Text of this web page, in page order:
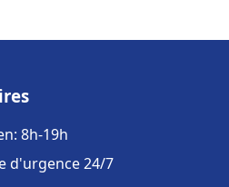
8h-19h
d'urgence 24/7